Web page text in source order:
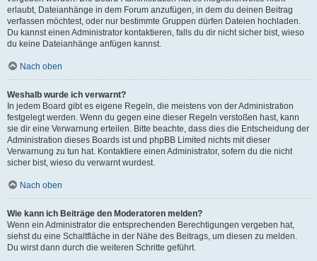
erlaubt, Dateianhänge in dem Forum anzufügen, in dem du deinen Beitrag
verfassen möchtest, oder nur bestimmte Gruppen dürfen Dateien hochladen.
Du kannst einen Administrator kontaktieren, falls du dir nicht sicher bist, wieso
du keine Dateianhänge anfügen kannst.
Nach oben
Weshalb wurde ich verwarnt?
In jedem Board gibt es eigene Regeln, die meistens von der Administration
festgelegt werden. Wenn du gegen eine dieser Regeln verstoßen hast, kann
sie dir eine Verwarnung erteilen. Bitte beachte, dass dies die Entscheidung der
Administration dieses Boards ist und phpBB Limited nichts mit dieser
Verwarnung zu tun hat. Kontaktiere einen Administrator, sofern du die nicht
sicher bist, wieso du verwarnt wurdest.
Nach oben
Wie kann ich Beiträge den Moderatoren melden?
Wenn ein Administrator die entsprechenden Berechtigungen vergeben hat,
siehst du eine Schaltfläche in der Nähe des Beitrags, um diesen zu melden.
Du wirst dann durch die weiteren Schritte geführt.